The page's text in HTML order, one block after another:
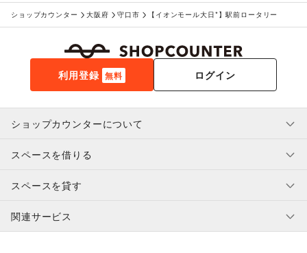
ショップカウンター 大阪府 守口市 【イオンモール大日*】駅前ロータリー
利用登録 無料 ログイン
ショップカウンターについて
利用規約・ガイドライン
特定商取引法に基づく表示
補償プログラム
スペースを借りる
スペースを借りたい人へ
ユーザー利用規約
提携パートナー
スペースを貸す
スペースを貸したい方へ
オーナー利用規約
関連サービス